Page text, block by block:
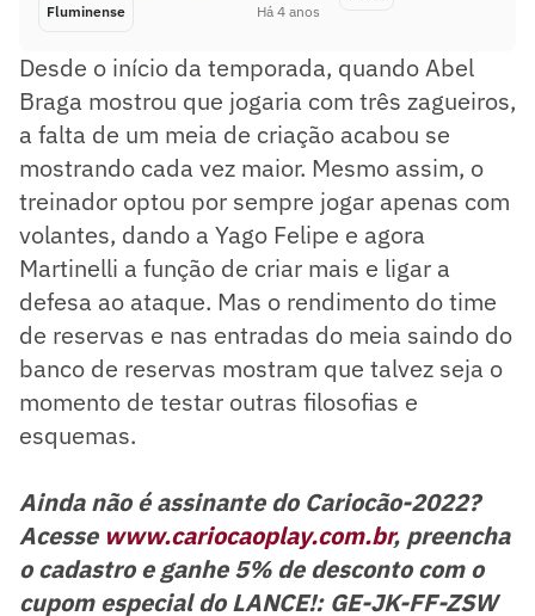
Fluminense Há 4 anos
Desde o início da temporada, quando Abel
Braga mostrou que jogaria com três zagueiros,
a falta de um meia de criação acabou se
mostrando cada vez maior. Mesmo assim, o
treinador optou por sempre jogar apenas com
volantes, dando a Yago Felipe e agora
Martinelli a função de criar mais e ligar a
defesa ao ataque. Mas o rendimento do time
de reservas e nas entradas do meia saindo do
banco de reservas mostram que talvez seja o
momento de testar outras filosofias e
esquemas.
Ainda não é assinante do Cariocão-2022?
Acesse www.cariocaoplay.com.br, preencha
o cadastro e ganhe 5% de desconto com o
cupom especial do LANCE!: GE-JK-FF-ZSW